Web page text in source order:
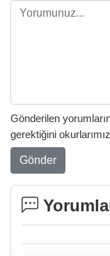
Gönderilen
gerektiğini
Gönder